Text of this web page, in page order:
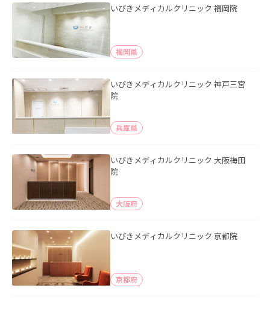
いびきメディカルクリニック 福岡院
福岡県
いびきメディカルクリニック 神戸三宮
院
兵庫県
いびきメディカルクリニック 大阪梅田
院
大阪府
いびきメディカルクリニック 京都院
京都府